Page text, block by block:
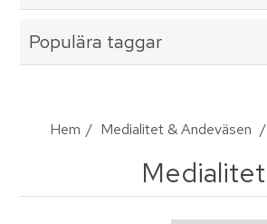
Populära taggar
Hem / Medialitet & Andeväsen /
Medialitet